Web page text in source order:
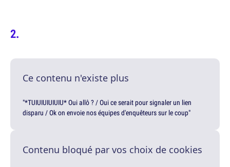
Ce contenu n'existe plus
"*TUIUIUIUIUIU* Oui allô ? / Oui ce serait pour signaler un lien
disparu / Ok on envoie nos équipes d'enquêteurs sur le coup"
Contenu bloqué par vos choix de cookies